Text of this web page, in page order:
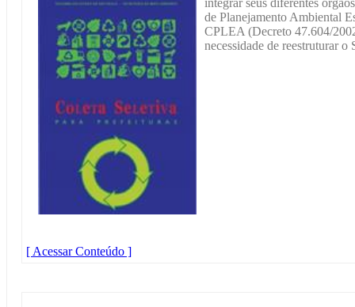
de Planejamento Ambiental
CPLEA (Decreto 47.604/
necessidade de reestruturar
[ Acessar Conteúdo ]